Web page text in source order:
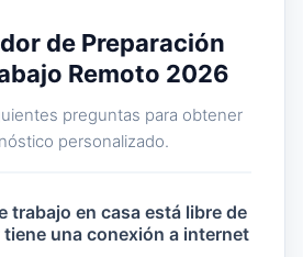
de Preparación
Remoto 2026
preguntas para obtener
personalizado.
trabajo en casa está libre de
una conexión a internet